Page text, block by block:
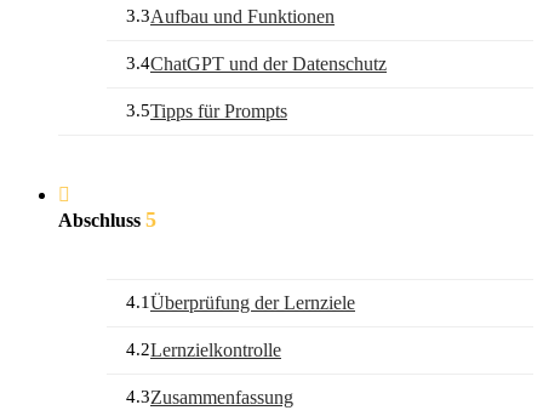
3.3Aufbau und Funktionen
3.4ChatGPT und der Datenschutz
3.5Tipps für Prompts
Abschluss 5
4.1Überprüfung der Lernziele
4.2Lernzielkontrolle
4.3Zusammenfassung